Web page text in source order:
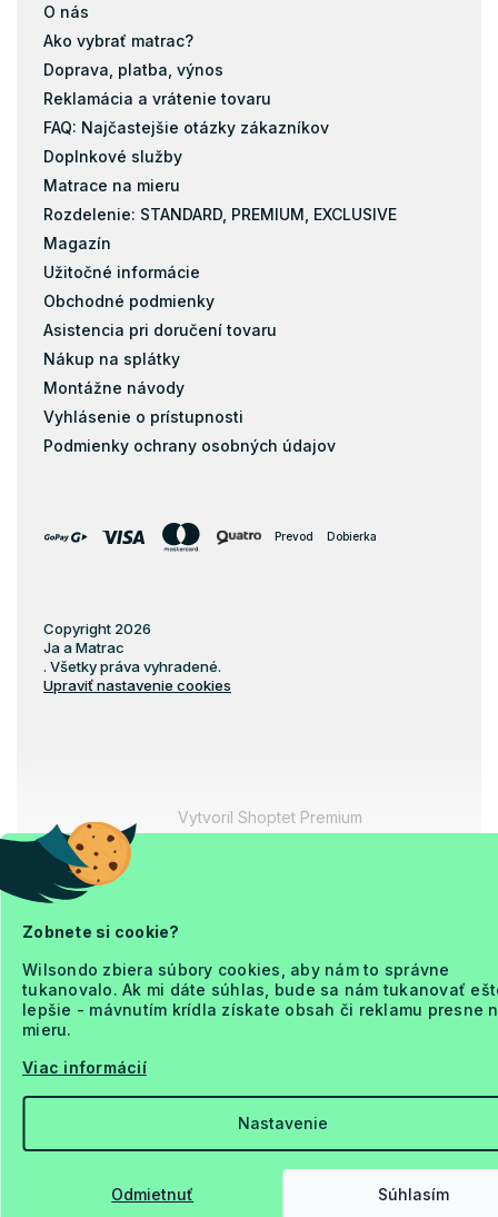
Zobnete si cookie?
Wilsondo zbiera súbory cookies, aby nám to správne
tukanovalo. Ak mi dáte súhlas, bude sa nám tukanovať
lepšie - mávnutím krídla získate obsah či reklamu presne
mieru.
Viac informácií
Nastavenie
Odmietnuť Súhlasím
O nás
Ako vybrať matrac?
Doprava, platba, výnos
Reklamácia a vrátenie tovaru
FAQ: Najčastejšie otázky zákazníkov
Doplnkové služby
Matrace na mieru
Rozdelenie: STANDARD, PREMIUM, EXCLUSIVE
Magazín
Užitočné informácie
Obchodné podmienky
Asistencia pri doručení tovaru
Nákup na splátky
Montážne návody
Vyhlásenie o prístupnosti
Podmienky ochrany osobných údajov
Prevod Dobierka
Vytvoril Shoptet Premium
Copyright 2026
Ja a Matrac
. Všetky práva vyhradené.
Upraviť nastavenie cookies